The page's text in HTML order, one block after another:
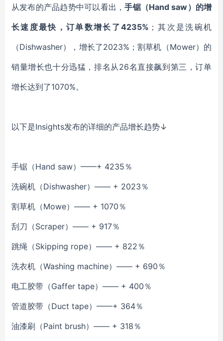
从发布的产品趋势中可以看出，手锯（Hand saw）的增
长速度最快，订单数增长了4235% ；其次是洗碗机
（Dishwasher），增长了2023%；割草机（Mower）的
销量增长也十分迅猛，排名从26名直接飙到第三，订单
增长达到了1070%。
以下是Insights发布的详细的产品增长趋势↓
手锯（Hand saw）——+ 4235％
洗碗机（Dishwasher）—— + 2023％
割草机（Mowe）—— + 1070％
刮刀（Scraper）—— + 917％
跳绳（Skipping rope）—— + 822％
洗衣机（Washing machine）—— + 690％
电工胶带（Gaffer tape）—— + 400％
管道胶带（Duct tape）——+ 364％
油漆刷（Paint brush）—— + 318％